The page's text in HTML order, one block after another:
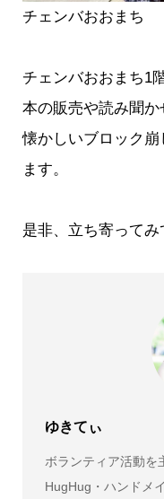
チェンバおおまち
チェンバおおまち1
本の販売や読み聞か
懐かしいブロック
ます。
是非、立ち寄ってみ
ゆきてぃ
ボランティア活動を
HugHug・ハンドメ